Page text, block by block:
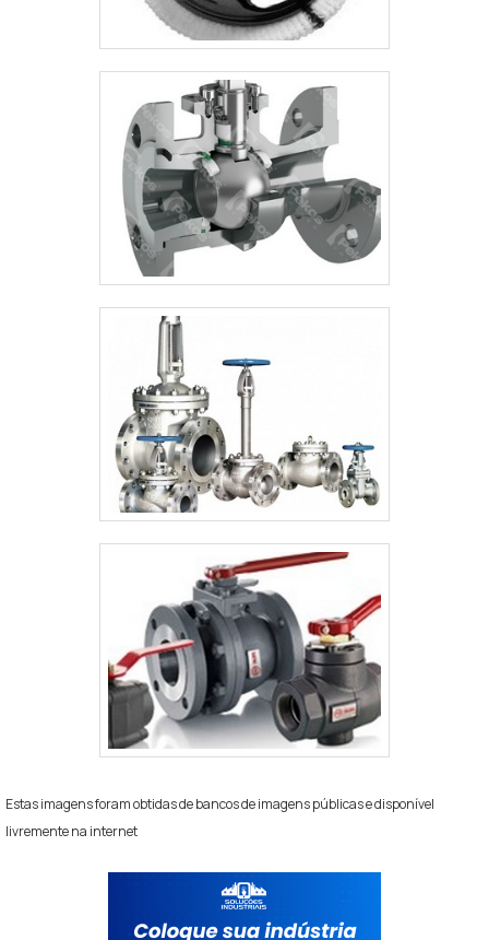
Estas imagens foram obtidas de bancos de imagens públicas e disponível
livremente na internet